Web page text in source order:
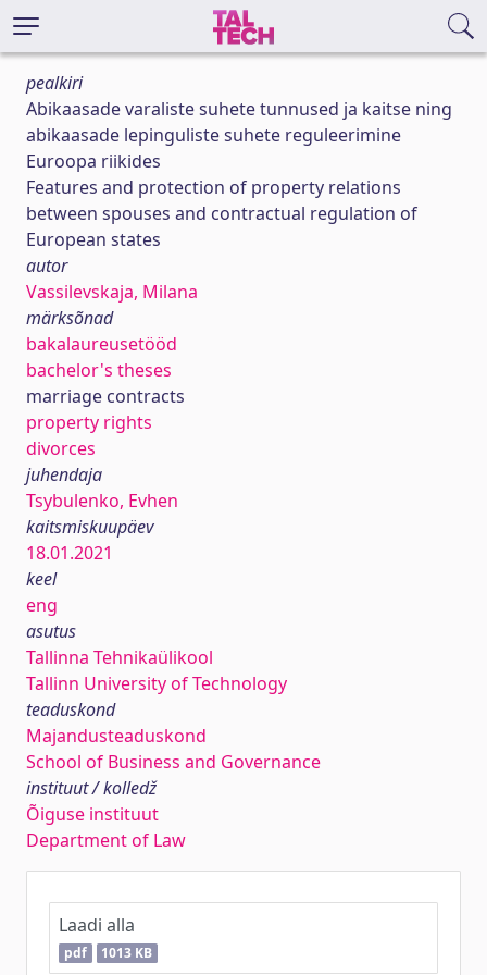
pealkiri
Abikaasade varaliste suhete tunnused ja kaitse ning
abikaasade lepinguliste suhete reguleerimine
Euroopa riikides
Features and protection of property relations
between spouses and contractual regulation of
European states
autor
Vassilevskaja, Milana
märksõnad
bakalaureusetööd
bachelor's theses
marriage contracts
property rights
divorces
juhendaja
Tsybulenko, Evhen
kaitsmiskuupäev
18.01.2021
keel
eng
asutus
Tallinna Tehnikaülikool
Tallinn University of Technology
teaduskond
Majandusteaduskond
School of Business and Governance
instituut / kolledž
Õiguse instituut
Department of Law
Laadi alla
pdf 1013 KB